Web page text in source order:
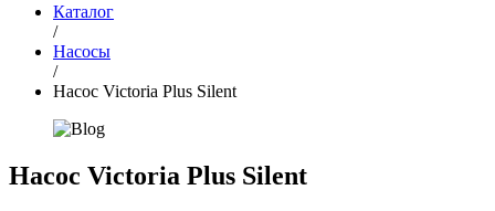
Каталог
/
Насосы
/
Насос Victoria Plus Silent
Насос Victoria Plus Silent